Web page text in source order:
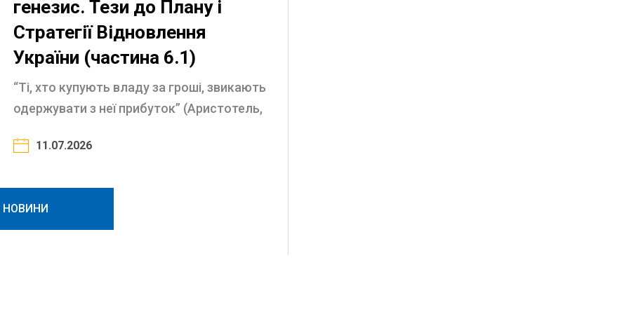
генезис. Тези до Плану і
Стратегії Відновлення
України (частина 6.1)
“Ті, хто купують владу за гроші, звикають
одержувати з неї прибуток” (Аристотель,
корупції, тим більше законів” (Публій
11.07.2026
НОВИНИ